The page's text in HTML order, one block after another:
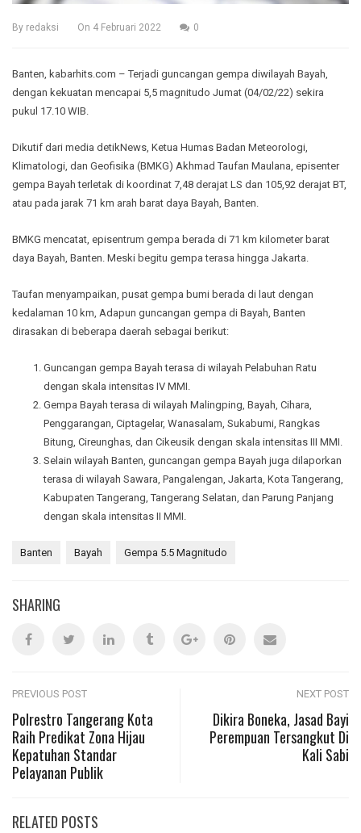
By redaksi On 4 Februari 2022 0
Banten, kabarhits.com – Terjadi guncangan gempa diwilayah Bayah,
dengan kekuatan mencapai 5,5 magnitudo Jumat (04/02/22) sekira
pukul 17.10 WIB.
Dikutif dari media detikNews, Ketua Humas Badan Meteorologi,
Klimatologi, dan Geofisika (BMKG) Akhmad Taufan Maulana, episenter
gempa Bayah terletak di koordinat 7,48 derajat LS dan 105,92 derajat BT,
atau pada jarak 71 km arah barat daya Bayah, Banten.
BMKG mencatat, episentrum gempa berada di 71 km kilometer barat
daya Bayah, Banten. Meski begitu gempa terasa hingga Jakarta.
Taufan menyampaikan, pusat gempa bumi berada di laut dengan
kedalaman 10 km, Adapun guncangan gempa di Bayah, Banten
dirasakan di beberapa daerah sebagai berikut:
Guncangan gempa Bayah terasa di wilayah Pelabuhan Ratu
dengan skala intensitas IV MMI.
Gempa Bayah terasa di wilayah Malingping, Bayah, Cihara,
Penggarangan, Ciptagelar, Wanasalam, Sukabumi, Rangkas
Bitung, Cireunghas, dan Cikeusik dengan skala intensitas III MMI.
Selain wilayah Banten, guncangan gempa Bayah juga dilaporkan
terasa di wilayah Sawara, Pangalengan, Jakarta, Kota Tangerang,
Kabupaten Tangerang, Tangerang Selatan, dan Parung Panjang
dengan skala intensitas II MMI.
Banten Bayah Gempa 5.5 Magnitudo
SHARING
Post
navigation
PREVIOUS POST
Polrestro Tangerang Kota
Raih Predikat Zona Hijau
Kepatuhan Standar
Pelayanan Publik
NEXT POST
Dikira Boneka, Jasad Bayi
Perempuan Tersangkut Di
Kali Sabi
RELATED POSTS